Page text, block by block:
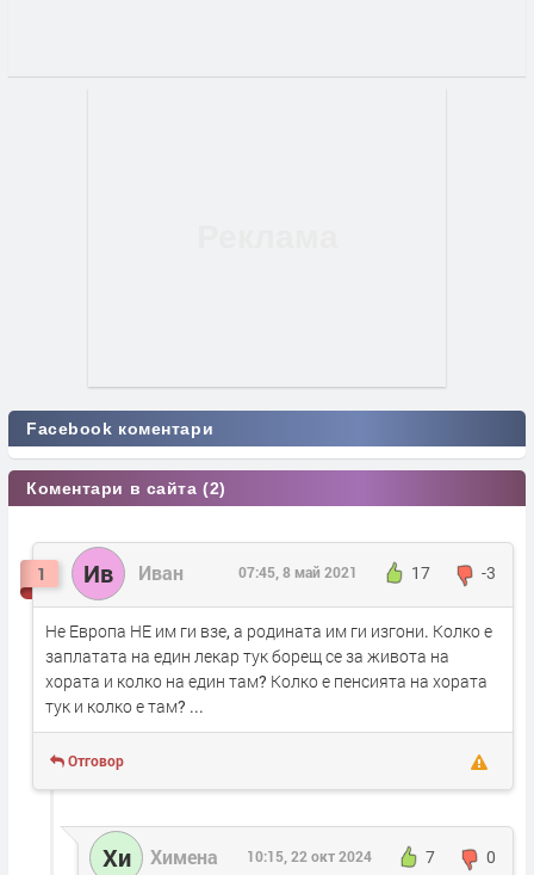
Facebook коментари
Коментари в сайта (2)
1 Ив Иван 17 -3
07:45, 8 май 2021
Не Европа НЕ им ги взе, а родината им ги изгони. Колко е
заплатата на един лекар тук борещ се за живота на
хората и колко на един там? Колко е пенсията на хората
тук и колко е там? ...
Отговор
Хи Химена 7 0
10:15, 22 окт 2024